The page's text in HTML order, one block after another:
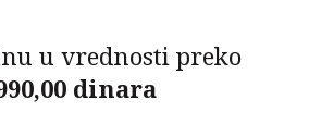
u vrednosti preko
dinara